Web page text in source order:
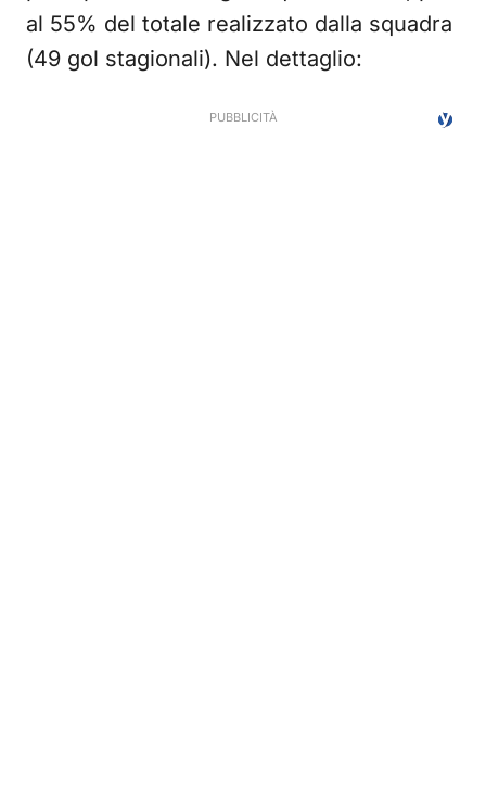
al 55% del totale realizzato dalla squadra
(49 gol stagionali). Nel dettaglio: